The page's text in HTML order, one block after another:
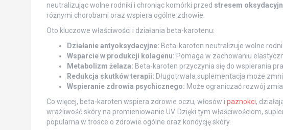
neutralizując wolne rodniki i chroniąc komórki przed stresem
różnymi chorobami oraz wspiera ogólne zdrowie.
Oto kluczowe właściwości i działania beta-karotenu:
Działanie antyoksydacyjne: Beta-karoten neutralizuje wolne
Wsparcie w produkcji kolagenu: Pomaga w zachowaniu
Metabolizm żelaza: Beta-karoten przyczynia się do wspierania
Redukcja skutków terapii: Długotrwała suplementacja może
Wspieranie zdrowia psychicznego: Może ograniczać rozwój
Co więcej, beta-karoten wspiera zdrowie oczu, włosów i paznokci,
wrażliwość skóry na promieniowanie UV. Dzięki tym właściwościom,
popularna w trosce o zdrowie ogólne oraz kondycję skóry.